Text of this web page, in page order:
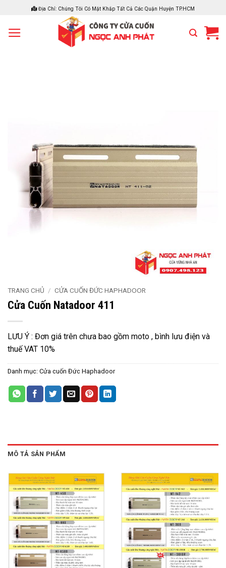
nội
Địa Chỉ: Chúng Tôi Có Mặt Khắp Tất Cả Các Quận Huyện TP.HCM
TRANG CHỦ / CỬA CUỐN ĐỨC HAPHADOOR
Cửa Cuốn Natadoor 411
LƯU Ý : Đơn giá trên chưa bao gồm moto , bình lưu điện và
thuế VAT 10%
Danh mục: Cửa cuốn Đức Haphadoor
MÔ TẢ SẢN PHẨM